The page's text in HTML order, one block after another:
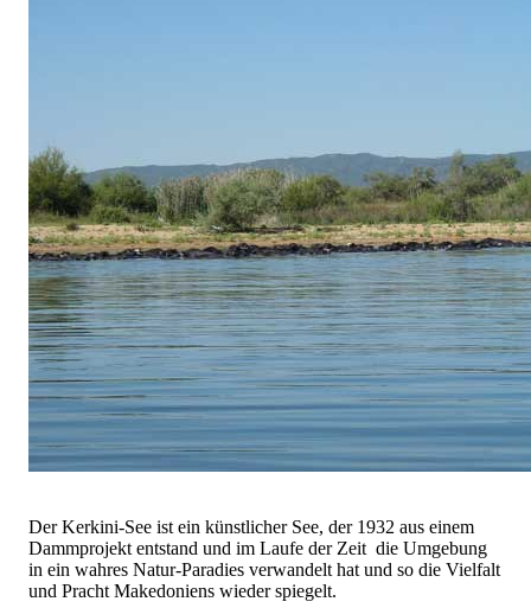
Der Kerkini-See ist ein künstlicher See, der 1932 aus einem
Dammprojekt entstand und im Laufe der Zeit die Umgebung
in ein wahres Natur-Paradies verwandelt hat und so die Vielfalt
und Pracht Makedoniens wieder spiegelt.